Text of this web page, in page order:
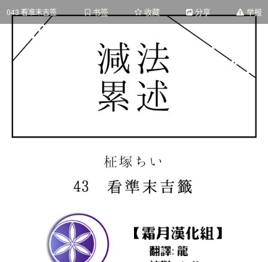
043 看准末吉签 书签 收藏 分享 举报